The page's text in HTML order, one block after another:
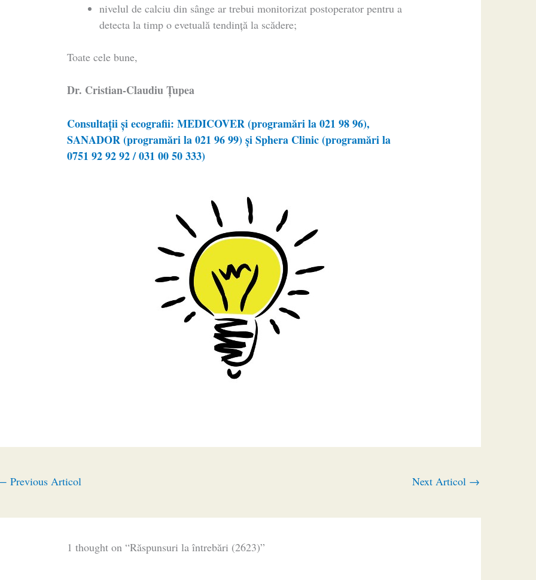
nivelul de calciu din sânge ar trebui monitorizat postoperator pentru a
detecta la timp o evetuală tendință la scădere;
Toate cele bune,
Dr. Cristian-Claudiu Ţupea
Consultații și ecografii: MEDICOVER (programări la 021 98 96),
SANADOR (programări la 021 96 99) și Sphera Clinic (programări la
0751 92 92 92 / 031 00 50 333)
Previous Articol Next Articol →
1 thought on “Răspunsuri la întrebări (2623)”